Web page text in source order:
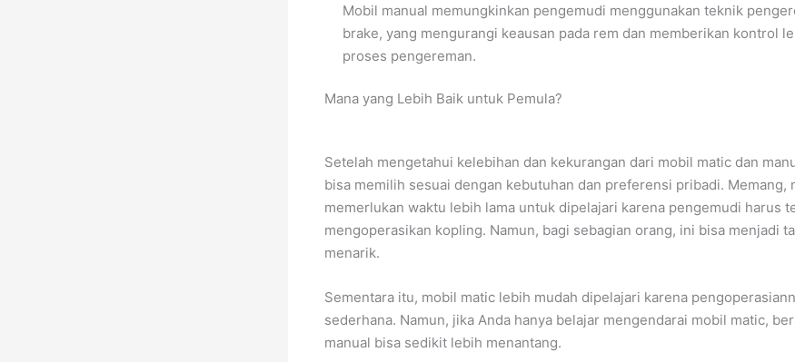
Mobil manual memungkinkan pengemudi menggunakan teknik
brake, yang mengurangi keausan pada rem dan memberikan kontrol
proses pengereman.
Mana yang Lebih Baik untuk Pemula?
Setelah mengetahui kelebihan dan kekurangan dari mobil matic dan
bisa memilih sesuai dengan kebutuhan dan preferensi pribadi. Memang,
memerlukan waktu lebih lama untuk dipelajari karena pengemudi harus
mengoperasikan kopling. Namun, bagi sebagian orang, ini bisa menjadi
menarik.
Sementara itu, mobil matic lebih mudah dipelajari karena
sederhana. Namun, jika Anda hanya belajar mengendarai mobil matic,
manual bisa sedikit lebih menantang.